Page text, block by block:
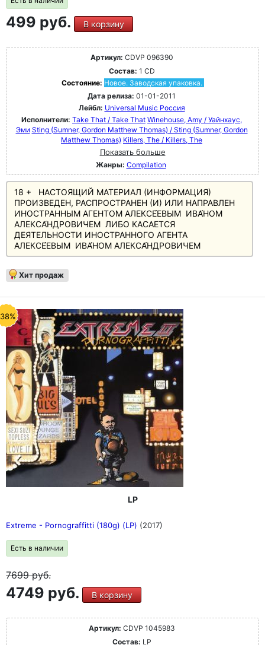
499 руб. В корзину
Артикул: CDVP 096390
Состав: 1 CD
Состояние: Новое. Заводская упаковка.
Дата релиза: 01-01-2011
Лейбл: Universal Music Россия
Исполнители: Take That / Take That Winehouse, Amy / Уайнхаус,
Эми Sting (Sumner, Gordon Matthew Thomas) / Sting (Sumner, Gordon
Matthew Thomas) Killers, The / Killers, The
Показать больше
Жанры: Compilation
18 + НАСТОЯЩИЙ МАТЕРИАЛ (ИНФОРМАЦИЯ)
ПРОИЗВЕДЕН, РАСПРОСТРАНЕН (И) ИЛИ НАПРАВЛЕН
ИНОСТРАННЫМ АГЕНТОМ АЛЕКСЕ́ЕВЫМ ИВА́НОМ
АЛЕКСА́НДРОВИЧЕМ ЛИБО КАСАЕТСЯ
ДЕЯТЕЛЬНОСТИ ИНОСТРАННОГО АГЕНТА
АЛЕКСЕ́ЕВЫМ ИВА́НОМ АЛЕКСА́НДРОВИЧЕМ
Хит продаж
LP
Extreme - Pornograffitti (180g) (LP) (2017)
Есть в наличии
7699руб.
4749 руб. В корзину
Артикул: CDVP 1045983
Состав: LP